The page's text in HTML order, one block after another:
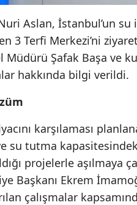
Aslan, İstanbul’un su
3 Terfi Merkezi’ni
Müdürü Şafak Başa ve
hakkında bilgi verildi.
karşılaması
su tutma
projelerle aşılmaya
Başkanı Ekrem
çalışmalar